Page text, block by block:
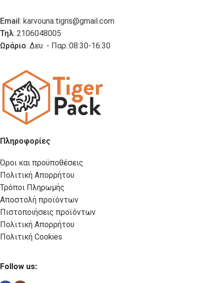
Email : karvouna.tigris@gmail.com
Τηλ: 2106048005
Ωράριο: Δευ. - Παρ.:08:30-16:30
Πληροφορίες
Όροι και προϋποθέσεις
Πολιτική Απορρήτου
Τρόποι Πληρωμής
Αποστολή προϊόντων
Πιστοποιήσεις προϊόντων
Πολιτική Απορρήτου
Πολιτική Cookies
Follow us: